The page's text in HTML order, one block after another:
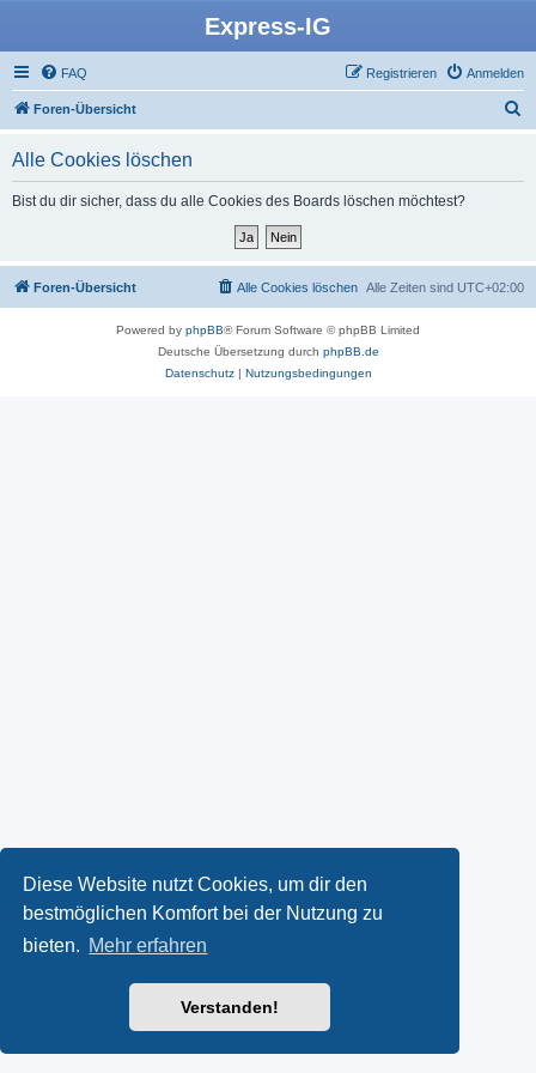
Diese Website nutzt Cookies, um dir den
bestmöglichen Komfort bei der Nutzung zu
bieten. Mehr erfahren
Verstanden!
Express-IG
FAQ Anmelden
Registrieren
Foren-Übersicht
Alle Cookies löschen
Bist du dir sicher, dass du alle Cookies des Boards löschen möchtest?
Foren-Übersicht Alle Zeiten sind UTC+02:00
Alle Cookies löschen
Powered by phpBB® Forum Software © phpBB Limited
Deutsche Übersetzung durch phpBB.de
Datenschutz| Nutzungsbedingungen